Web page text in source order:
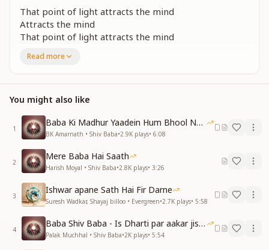
That point of light attracts the mind
Attracts the mind
That point of light attracts the mind
Like a jewel shining in the darkness
That point of light
उनके रूप को देखके दिल को राहत मिले
उनको पाकर के जन्मों की चाहत मिटे
देखे जो उनको एक नजर से
देखे जो उनको एक नजर से
सुख से भरा रस फिर वहीं पाए
फिर वहीं पाए
ज्योति सा बिंदु
By seeing His form, the heart finds comfort
By attaining Him, the longing of many births
dissolves
Whoever sees Him just once
Read more
You might also like
1
Baba Ki Madhur Yaadein Hum Bhool Nahi Paate
BK Amarnath • Shiv Baba•2.9K plays• 6:08
2
Mere Baba Hai Saath
Harish Moyal • Shiv Baba•2.8K plays• 3:26
3
Ishwar apane Sath Hai Fir Darne
Suresh Wadkar, Shayaj billoo • Evergreen•2.7K plays• 5:58
4
Baba Shiv Baba - Is Dharti par aakar jisne
Palak Muchhal • Shiv Baba•2K plays• 5:54